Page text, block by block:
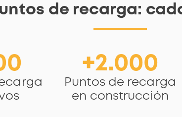
de recarga:
+2.000
Puntos de recarga
en construcción